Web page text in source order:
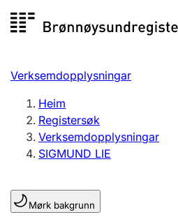
til
Registersøk
Aksjeselskap
Enkeltpersonføretak
Registrere, endre, slette
Lag og foreining
Verksemdopplysningar
Heim
Registersøk
Verksemdopplysningar
SIGMUND LIE
Mørk bakgrunn